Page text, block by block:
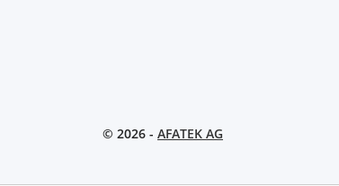
© 2026 - AFATEK AG